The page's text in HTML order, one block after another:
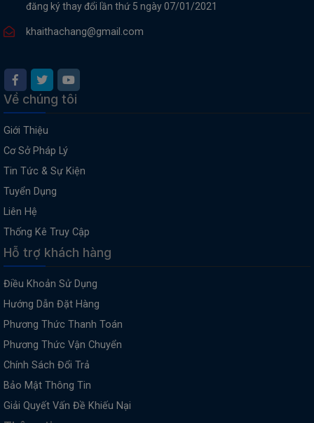
đăng ký thay đổi lần thứ 5 ngày 07/01/2021
khaithachang@gmail.com
Về chúng tôi
Giới Thiệu
Cơ Sở Pháp Lý
Tin Tức & Sự Kiện
Tuyển Dụng
Liên Hệ
Thống Kê Truy Cập
Hỗ trợ khách hàng
Điều Khoản Sử Dụng
Hướng Dẫn Đặt Hàng
Phương Thức Thanh Toán
Phương Thức Vận Chuyển
Chính Sách Đổi Trả
Bảo Mật Thông Tin
Giải Quyết Vấn Đề Khiếu Nại